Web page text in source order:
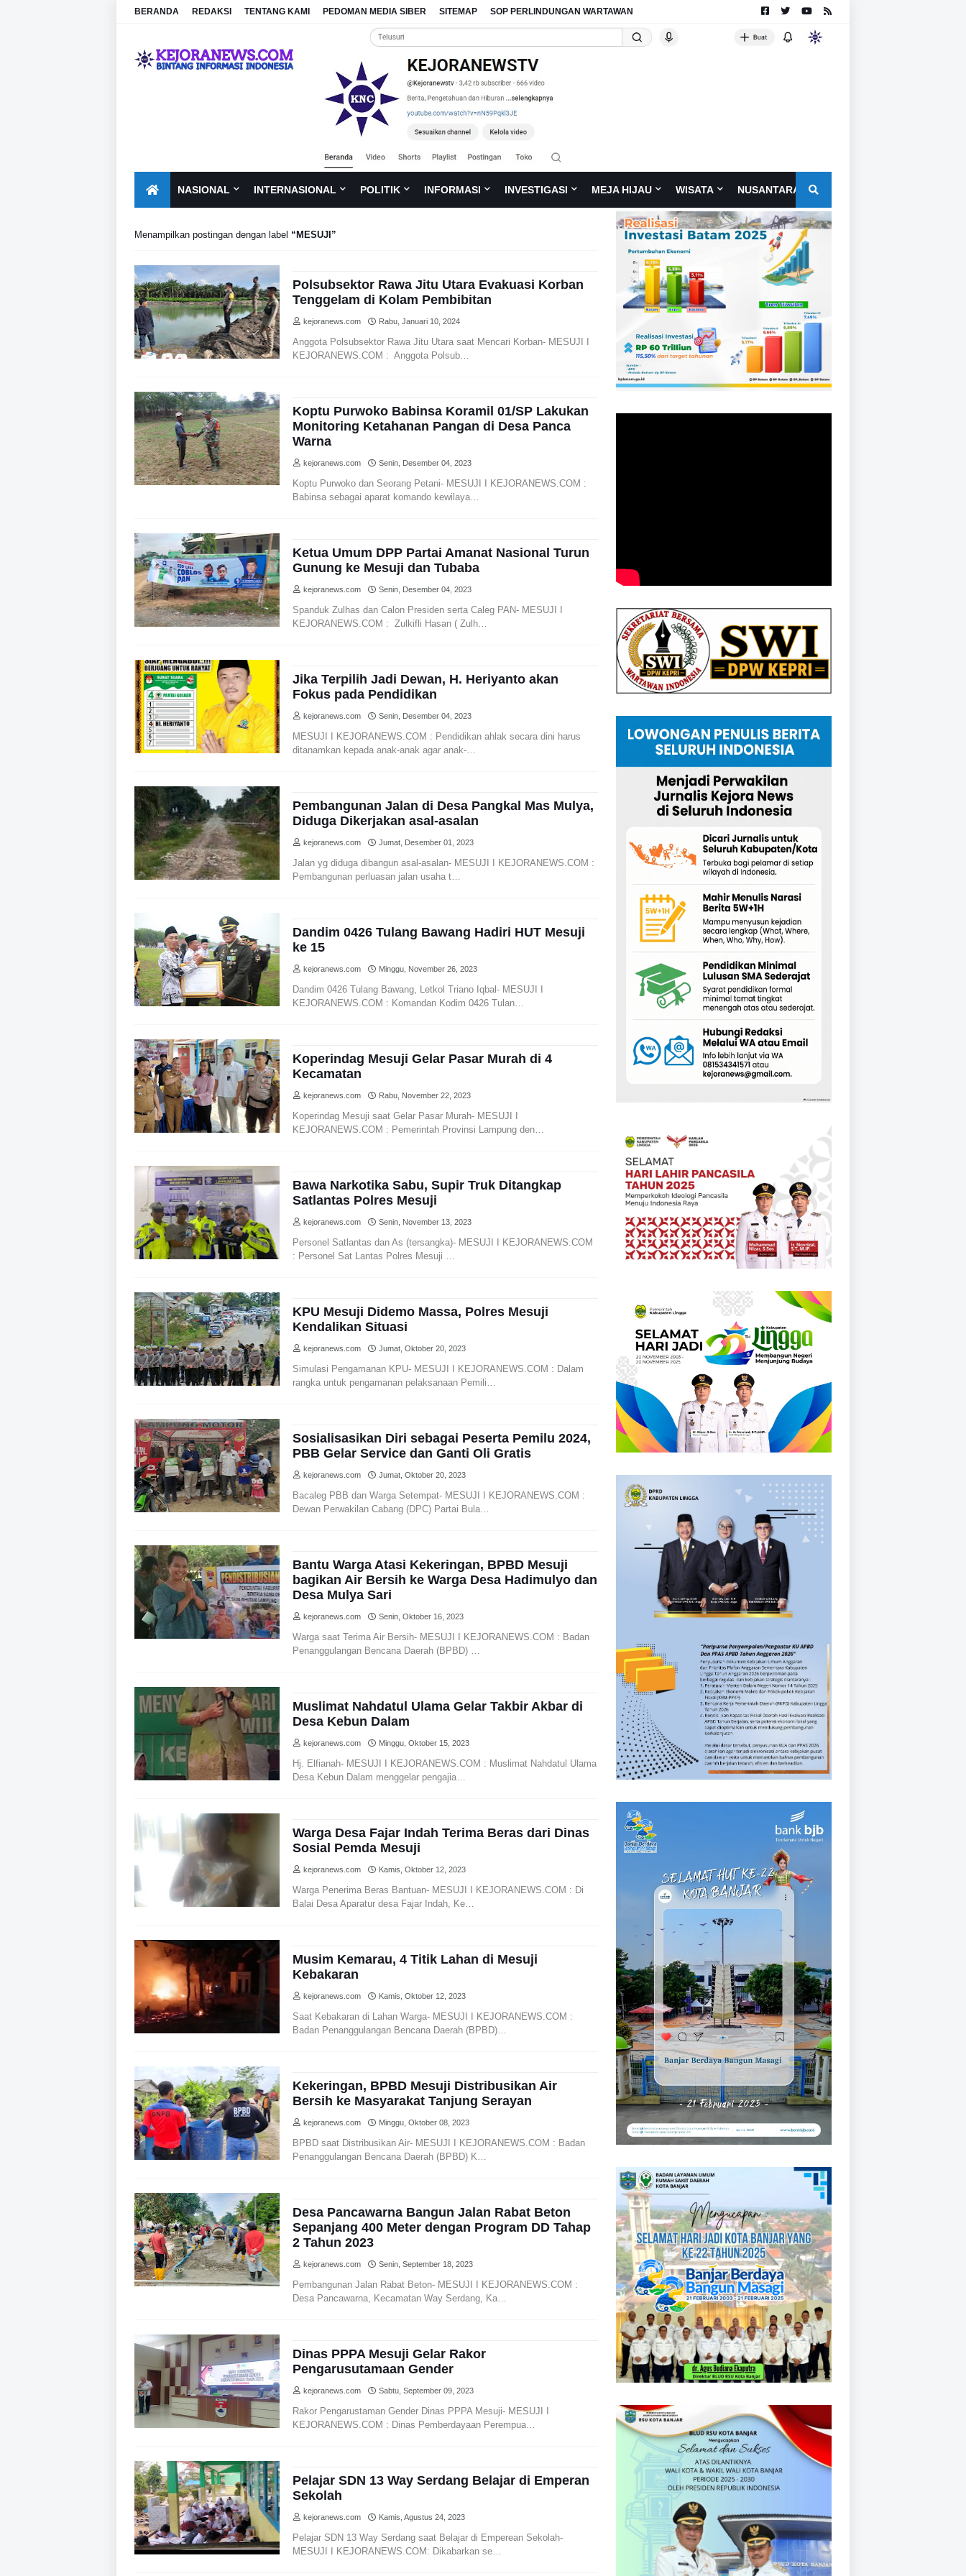
BERANDA REDAKSI TENTANG KAMI PEDOMAN MEDIA SIBER SITEMAP SOP PERLINDUNGAN WARTAWAN
NASIONAL INTERNASIONAL POLITIK INFORMASI INVESTIGASI MEJA HIJAU WISATA NUSANTARA
Menampilkan postingan dengan label MESUJI
Polsubsektor Rawa Jitu Utara Evakuasi Korban
Tenggelam di Kolam Pembibitan
kejoranews.com Rabu, Januari 10, 2024
Anggota Polsubsektor Rawa Jitu Utara saat Mencari Korban- MESUJI I
KEJORANEWS.COM : Anggota Polsub…
Koptu Purwoko Babinsa Koramil 01/SP Lakukan
Monitoring Ketahanan Pangan di Desa Panca
Warna
kejoranews.com Senin, Desember 04, 2023
Koptu Purwoko dan Seorang Petani- MESUJI I KEJORANEWS.COM :
Babinsa sebagai aparat komando kewilaya…
Ketua Umum DPP Partai Amanat Nasional Turun
Gunung ke Mesuji dan Tubaba
kejoranews.com Senin, Desember 04, 2023
Spanduk Zulhas dan Calon Presiden serta Caleg PAN- MESUJI I
KEJORANEWS.COM : Zulkifli Hasan ( Zulh…
Jika Terpilih Jadi Dewan, H. Heriyanto akan
Fokus pada Pendidikan
kejoranews.com Senin, Desember 04, 2023
MESUJI I KEJORANEWS.COM : Pendidikan ahlak secara dini harus
ditanamkan kepada anak-anak agar anak-…
Pembangunan Jalan di Desa Pangkal Mas Mulya,
Diduga Dikerjakan asal-asalan
kejoranews.com Jumat, Desember 01, 2023
Jalan yg diduga dibangun asal-asalan- MESUJI I KEJORANEWS.COM :
Pembangunan perluasan jalan usaha t…
Dandim 0426 Tulang Bawang Hadiri HUT Mesuji
ke 15
kejoranews.com Minggu, November 26, 2023
Dandim 0426 Tulang Bawang, Letkol Triano Iqbal- MESUJI I
KEJORANEWS.COM : Komandan Kodim 0426 Tulan…
Koperindag Mesuji Gelar Pasar Murah di 4
Kecamatan
kejoranews.com Rabu, November 22, 2023
Koperindag Mesuji saat Gelar Pasar Murah- MESUJI I
KEJORANEWS.COM : Pemerintah Provinsi Lampung den…
Bawa Narkotika Sabu, Supir Truk Ditangkap
Satlantas Polres Mesuji
kejoranews.com Senin, November 13, 2023
Personel Satlantas dan As (tersangka)- MESUJI I KEJORANEWS.COM
: Personel Sat Lantas Polres Mesuji …
KPU Mesuji Didemo Massa, Polres Mesuji
Kendalikan Situasi
kejoranews.com Jumat, Oktober 20, 2023
Simulasi Pengamanan KPU- MESUJI I KEJORANEWS.COM : Dalam
rangka untuk pengamanan pelaksanaan Pemili…
Sosialisasikan Diri sebagai Peserta Pemilu 2024,
PBB Gelar Service dan Ganti Oli Gratis
kejoranews.com Jumat, Oktober 20, 2023
Bacaleg PBB dan Warga Setempat- MESUJI I KEJORANEWS.COM :
Dewan Perwakilan Cabang (DPC) Partai Bula…
Bantu Warga Atasi Kekeringan, BPBD Mesuji
bagikan Air Bersih ke Warga Desa Hadimulyo dan
Desa Mulya Sari
kejoranews.com Senin, Oktober 16, 2023
Warga saat Terima Air Bersih- MESUJI I KEJORANEWS.COM : Badan
Penanggulangan Bencana Daerah (BPBD) …
Muslimat Nahdatul Ulama Gelar Takbir Akbar di
Desa Kebun Dalam
kejoranews.com Minggu, Oktober 15, 2023
Hj. Elfianah- MESUJI I KEJORANEWS.COM : Muslimat Nahdatul Ulama
Desa Kebun Dalam menggelar pengajia…
Warga Desa Fajar Indah Terima Beras dari Dinas
Sosial Pemda Mesuji
kejoranews.com Kamis, Oktober 12, 2023
Warga Penerima Beras Bantuan- MESUJI I KEJORANEWS.COM : Di
Balai Desa Aparatur desa Fajar Indah, Ke…
Musim Kemarau, 4 Titik Lahan di Mesuji
Kebakaran
kejoranews.com Kamis, Oktober 12, 2023
Saat Kebakaran di Lahan Warga- MESUJI I KEJORANEWS.COM :
Badan Penanggulangan Bencana Daerah (BPBD)…
Kekeringan, BPBD Mesuji Distribusikan Air
Bersih ke Masyarakat Tanjung Serayan
kejoranews.com Minggu, Oktober 08, 2023
BPBD saat Distribusikan Air- MESUJI I KEJORANEWS.COM : Badan
Penanggulangan Bencana Daerah (BPBD) K…
Desa Pancawarna Bangun Jalan Rabat Beton
Sepanjang 400 Meter dengan Program DD Tahap
2 Tahun 2023
kejoranews.com Senin, September 18, 2023
Pembangunan Jalan Rabat Beton- MESUJI I KEJORANEWS.COM :
Desa Pancawarna, Kecamatan Way Serdang, Ka…
Dinas PPPA Mesuji Gelar Rakor
Pengarusutamaan Gender
kejoranews.com Sabtu, September 09, 2023
Rakor Pengarustaman Gender Dinas PPPA Mesuji- MESUJI I
KEJORANEWS.COM : Dinas Pemberdayaan Perempua…
Pelajar SDN 13 Way Serdang Belajar di Emperan
Sekolah
kejoranews.com Kamis, Agustus 24, 2023
Pelajar SDN 13 Way Serdang saat Belajar di Emperean Sekolah-
MESUJI I KEJORANEWS.COM: Dikabarkan se…